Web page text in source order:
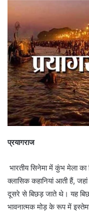
प्रयागराज
भारतीय सिनेमा में कुंभ मेला का
क्लासिक कहानियां आती हैं,
दूसरे से बिछड़ जाते थे। यह
भावनात्मक मोड़ के रूप में